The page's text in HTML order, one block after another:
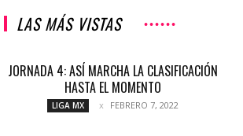
LAS MÁS VISTAS
JORNADA 4: ASÍ MARCHA LA CLASIFICACIÓN
HASTA EL MOMENTO
LIGA MX FEBRERO 7, 2022